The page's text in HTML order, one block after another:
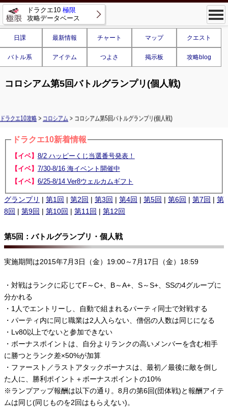
ドラクエ10 極限
攻略データベース
日課 最新情報 チャート マップ クエスト
バトル系 アイテム つよさ 掲示板 攻略blog
コロシアム第5回バトルグランプリ(個人戦)
ドラクエ10攻略 > コロシアム > コロシアム第5回バトルグランプリ(個人戦)
ドラクエ10新着情報
【イベ】 8/2 ハッピーくじ当選番号発表！
【イベ】 7/30-8/16 海イベント開催中
【イベ】 6/25-8/14 Ver8ウェルカムギフト
グランプリ | 第1回 | 第2回 | 第3回 | 第4回 | 第5回 | 第6回 | 第7回 | 第
8回 | 第9回 | 第10回 | 第11回 | 第12回
第5回：バトルグランプリ・個人戦
実施期間は2015年7月3日（金）19:00～7月17日（金）18:59
・対戦はランクに応じてF～C+、B～A+、S～S+、SSの4グループに
分かれる
・1人でエントリーし、自動で組まれるパーティ同士で対戦する
・パーティ内に同じ職業は2人入らない、僧侶の人数は同じになる
・Lv80以上でないと参加できない
・ボーナスポイントは、自分よりランクの高いメンバーを含む相手
に勝つとランク差×50%が加算
・ファースト／ラストアタックボーナスは、最初／最後に敵を倒し
た人に、勝利ポイント＋ボーナスポイントの10%
※ランプアップ報酬は以下の通り。8月の第6回(団体戦)と報酬アイテ
ムは同じ(同じものを2回はもらえない)。